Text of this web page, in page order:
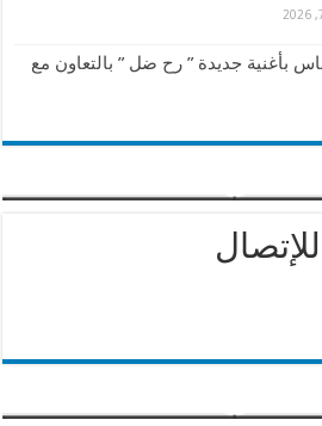
بأغنية جديدة ” رح ضل ” بالتعاون مع
للإتصال